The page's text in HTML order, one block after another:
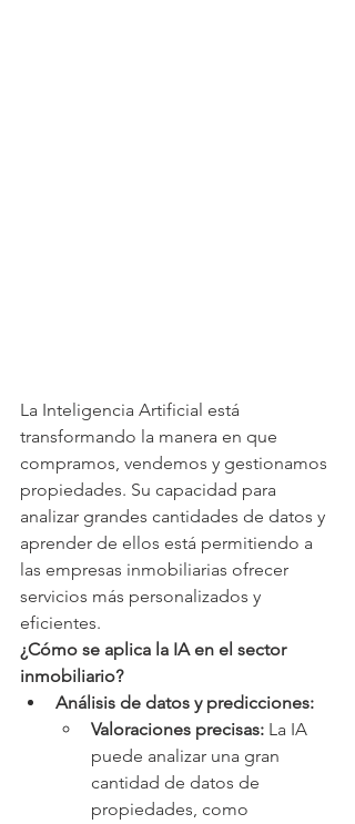
La Inteligencia Artificial está
transformando la manera en que
compramos, vendemos y gestionamos
propiedades. Su capacidad para
analizar grandes cantidades de datos y
aprender de ellos está permitiendo a
las empresas inmobiliarias ofrecer
servicios más personalizados y
eficientes.
¿Cómo se aplica la IA en el sector
inmobiliario?
Análisis de datos y predicciones:
Valoraciones precisas: La IA
puede analizar una gran
cantidad de datos de
propiedades, como